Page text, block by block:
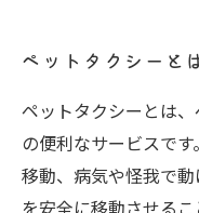
ペットタクシーと
ペットタクシーとは
の便利なサービスで
移動、病気や怪我で
を安全に移動させる